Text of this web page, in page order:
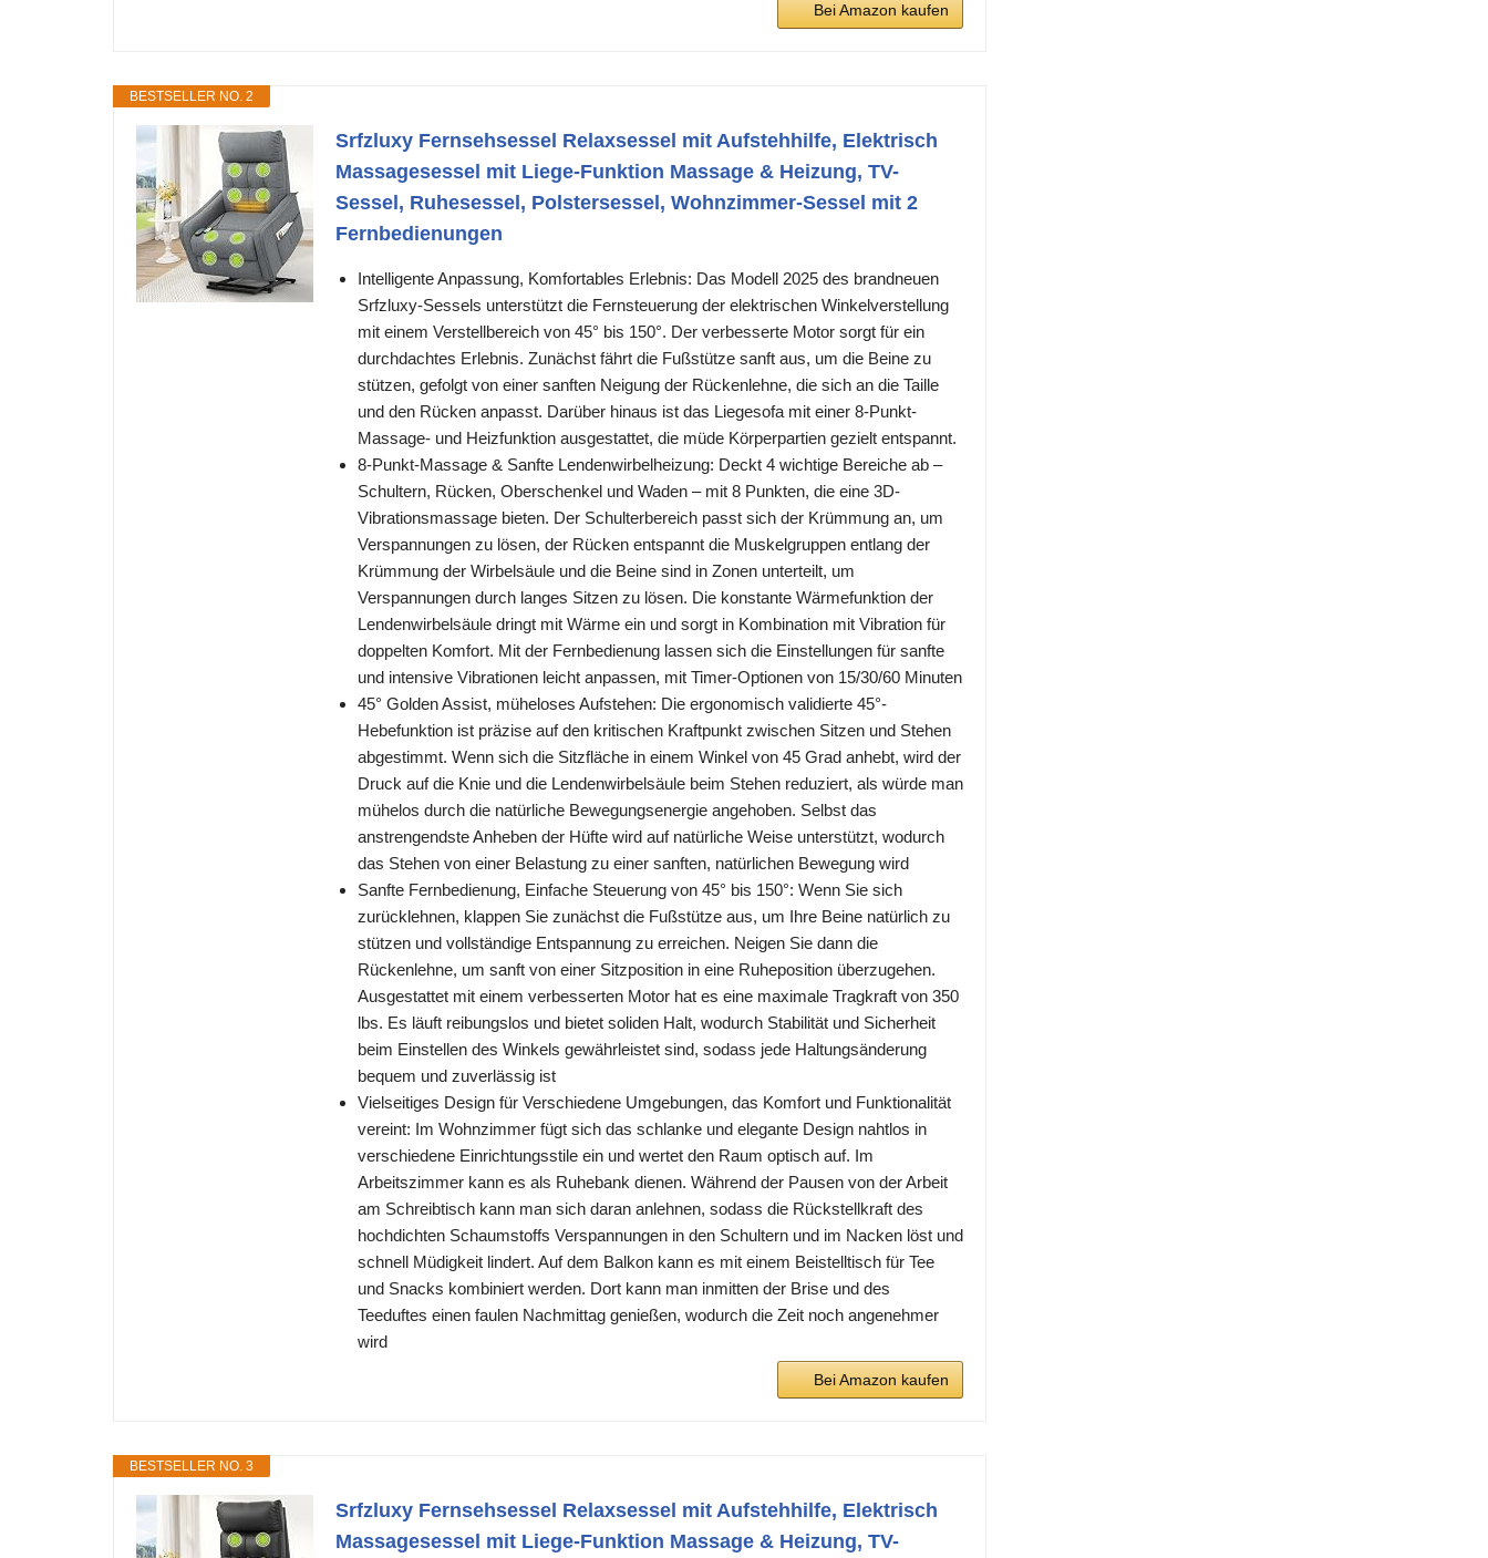
Bei Amazon kaufen
BESTSELLER NO. 2
Srfzluxy Fernsehsessel Relaxsessel mit Aufstehhilfe, Elektrisch
Massagesessel mit Liege-Funktion Massage & Heizung, TV-
Sessel, Ruhesessel, Polstersessel, Wohnzimmer-Sessel mit 2
Fernbedienungen
Intelligente Anpassung, Komfortables Erlebnis: Das Modell 2025 des brandneuen
Srfzluxy-Sessels unterstützt die Fernsteuerung der elektrischen Winkelverstellung
mit einem Verstellbereich von 45° bis 150°. Der verbesserte Motor sorgt für ein
durchdachtes Erlebnis. Zunächst fährt die Fußstütze sanft aus, um die Beine zu
stützen, gefolgt von einer sanften Neigung der Rückenlehne, die sich an die Taille
und den Rücken anpasst. Darüber hinaus ist das Liegesofa mit einer 8-Punkt-
Massage- und Heizfunktion ausgestattet, die müde Körperpartien gezielt entspannt.
8-Punkt-Massage & Sanfte Lendenwirbelheizung: Deckt 4 wichtige Bereiche ab –
Schultern, Rücken, Oberschenkel und Waden – mit 8 Punkten, die eine 3D-
Vibrationsmassage bieten. Der Schulterbereich passt sich der Krümmung an, um
Verspannungen zu lösen, der Rücken entspannt die Muskelgruppen entlang der
Krümmung der Wirbelsäule und die Beine sind in Zonen unterteilt, um
Verspannungen durch langes Sitzen zu lösen. Die konstante Wärmefunktion der
Lendenwirbelsäule dringt mit Wärme ein und sorgt in Kombination mit Vibration für
doppelten Komfort. Mit der Fernbedienung lassen sich die Einstellungen für sanfte
und intensive Vibrationen leicht anpassen, mit Timer-Optionen von 15/30/60 Minuten
45° Golden Assist, müheloses Aufstehen: Die ergonomisch validierte 45°-
Hebefunktion ist präzise auf den kritischen Kraftpunkt zwischen Sitzen und Stehen
abgestimmt. Wenn sich die Sitzfläche in einem Winkel von 45 Grad anhebt, wird der
Druck auf die Knie und die Lendenwirbelsäule beim Stehen reduziert, als würde man
mühelos durch die natürliche Bewegungsenergie angehoben. Selbst das
anstrengendste Anheben der Hüfte wird auf natürliche Weise unterstützt, wodurch
das Stehen von einer Belastung zu einer sanften, natürlichen Bewegung wird
Sanfte Fernbedienung, Einfache Steuerung von 45° bis 150°: Wenn Sie sich
zurücklehnen, klappen Sie zunächst die Fußstütze aus, um Ihre Beine natürlich zu
stützen und vollständige Entspannung zu erreichen. Neigen Sie dann die
Rückenlehne, um sanft von einer Sitzposition in eine Ruheposition überzugehen.
Ausgestattet mit einem verbesserten Motor hat es eine maximale Tragkraft von 350
lbs. Es läuft reibungslos und bietet soliden Halt, wodurch Stabilität und Sicherheit
beim Einstellen des Winkels gewährleistet sind, sodass jede Haltungsänderung
bequem und zuverlässig ist
Vielseitiges Design für Verschiedene Umgebungen, das Komfort und Funktionalität
vereint: Im Wohnzimmer fügt sich das schlanke und elegante Design nahtlos in
verschiedene Einrichtungsstile ein und wertet den Raum optisch auf. Im
Arbeitszimmer kann es als Ruhebank dienen. Während der Pausen von der Arbeit
am Schreibtisch kann man sich daran anlehnen, sodass die Rückstellkraft des
hochdichten Schaumstoffs Verspannungen in den Schultern und im Nacken löst und
schnell Müdigkeit lindert. Auf dem Balkon kann es mit einem Beistelltisch für Tee
und Snacks kombiniert werden. Dort kann man inmitten der Brise und des
Teeduftes einen faulen Nachmittag genießen, wodurch die Zeit noch angenehmer
wird
Bei Amazon kaufen
BESTSELLER NO. 3
Srfzluxy Fernsehsessel Relaxsessel mit Aufstehhilfe, Elektrisch
Massagesessel mit Liege-Funktion Massage & Heizung, TV-